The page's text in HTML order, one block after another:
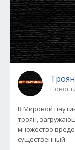
В Мировой
троян,
множество
существенный